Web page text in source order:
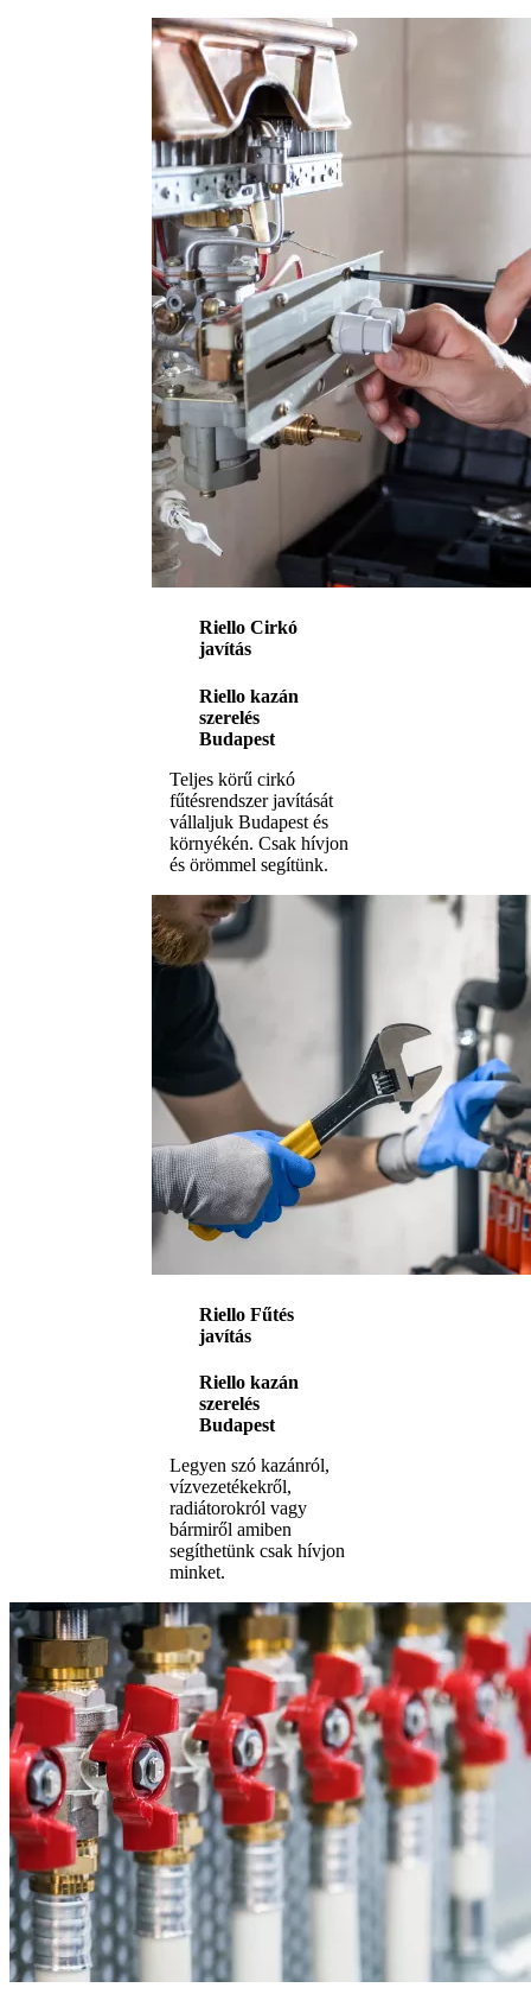
Riello Cirkó
javítás
Riello kazán
szerelés
Budapest
Teljes körű cirkó
fűtésrendszer javítását
vállaljuk Budapest és
környékén. Csak hívjon
és örömmel segítünk.
Riello Fűtés
javítás
Riello kazán
szerelés
Budapest
Legyen szó kazánról,
vízvezetékekről,
radiátorokról vagy
bármiről amiben
segíthetünk csak hívjon
minket.